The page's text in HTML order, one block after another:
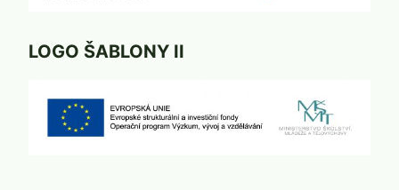
LOGO ŠABLONY II